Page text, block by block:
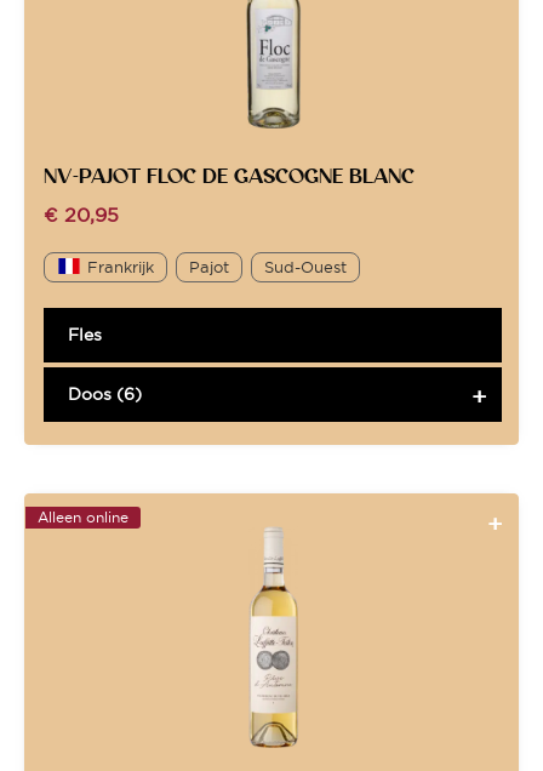
NV-PAJOT FLOC DE GASCOGNE BLANC
€ 20,95
Frankrijk Pajot Sud-Ouest
Fles
Doos (6)
Alleen online